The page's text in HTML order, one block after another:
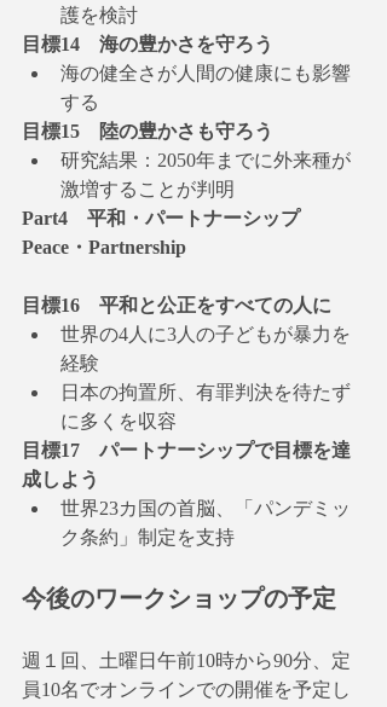
護を検討
目標14　海の豊かさを守ろう
海の健全さが人間の健康にも影響
する
目標15　陸の豊かさも守ろう
研究結果：2050年までに外来種が
激増することが判明
Part4　平和・パートナーシップ
Peace・Partnership
目標16　平和と公正をすべての人に
世界の4人に3人の子どもが暴力を
経験
日本の拘置所、有罪判決を待たず
に多くを収容
目標17　パートナーシップで目標を達
成しよう
世界23カ国の首脳、「パンデミッ
ク条約」制定を支持
今後のワークショップの予定
週１回、土曜日午前10時から90分、定
員10名でオンラインでの開催を予定し